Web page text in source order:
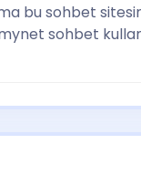
sohbet
sohbet